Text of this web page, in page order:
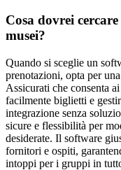
Cosa dovrei
musei?
Quando si sceglie un
prenotazioni, opta per
Assicurati che consenta
facilmente biglietti e
integrazione senza
sicure e flessibilità per
desiderate. Il software
fornitori e ospiti,
intoppi per i gruppi in